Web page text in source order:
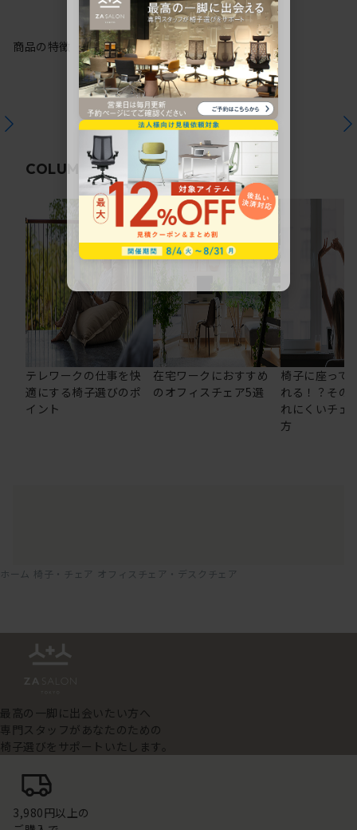
商品の特徴
COLUMN 関連コラム
テレワークの仕事を快
適にする椅子選びのポ
イント
在宅ワークにおすすめ
のオフィスチェア5選
椅子に座って
れる！？その
れにくいチェ
方
ホーム 椅子・チェア オフィスチェア・デスクチェア
最高の一脚に出会いたい方へ
専門スタッフがあなたのための
椅子選びをサポートいたします。
3,980円以上の